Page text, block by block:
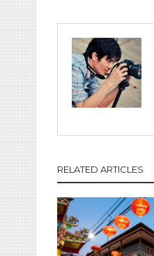
RELATED ARTICLES